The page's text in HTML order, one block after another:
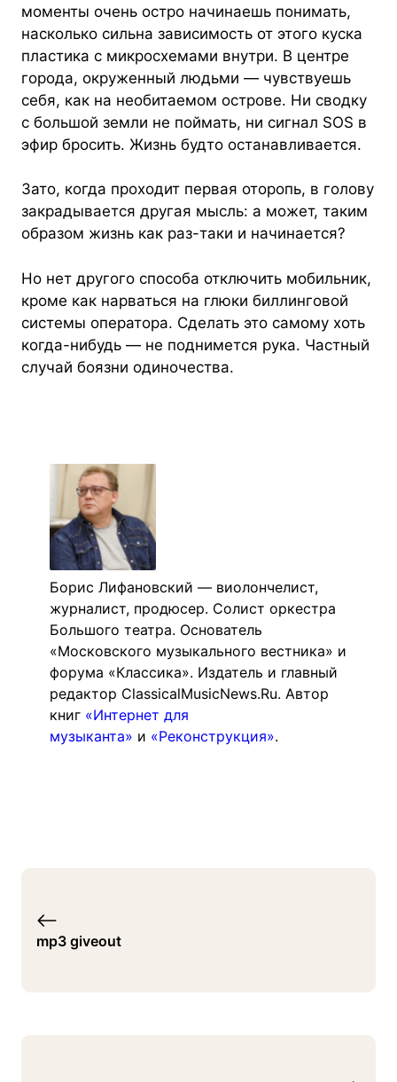
моменты очень остро начинаешь понимать,
насколько сильна зависимость от этого куска
пластика с микросхемами внутри. В центре
города, окруженный людьми — чувствуешь
себя, как на необитаемом острове. Ни сводку
с большой земли не поймать, ни сигнал SOS в
эфир бросить. Жизнь будто останавливается.
Зато, когда проходит первая оторопь, в голову
закрадывается другая мысль: а может, таким
образом жизнь как раз-таки и начинается?
Но нет другого способа отключить мобильник,
кроме как нарваться на глюки биллинговой
системы оператора. Сделать это самому хоть
когда-нибудь — не поднимется рука. Частный
случай боязни одиночества.
Борис Лифановский — виолончелист,
журналист, продюсер. Солист оркестра
Большого театра. Основатель
«Московского музыкального вестника» и
форума «Классика». Издатель и главный
редактор ClassicalMusicNews.Ru. Автор
книг «Интернет для
музыканта» и «Реконструкция».
mp3 giveout